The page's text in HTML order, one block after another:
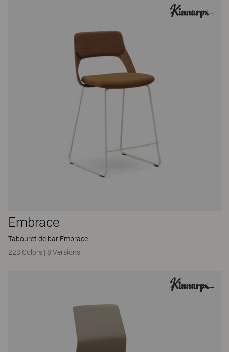
Embrace
Tabouret de bar Embrace
223 Colors | 8 Versions